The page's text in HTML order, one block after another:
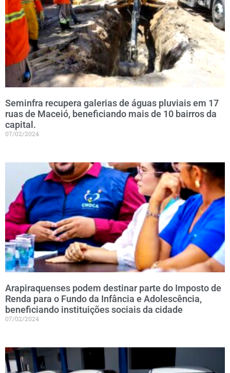
Seminfra recupera galerias de águas pluviais em 17
ruas de Maceió, beneficiando mais de 10 bairros da
capital.
07/02/2024
Arapiraquenses podem destinar parte do Imposto de
Renda para o Fundo da Infância e Adolescência,
beneficiando instituições sociais da cidade
07/02/2024